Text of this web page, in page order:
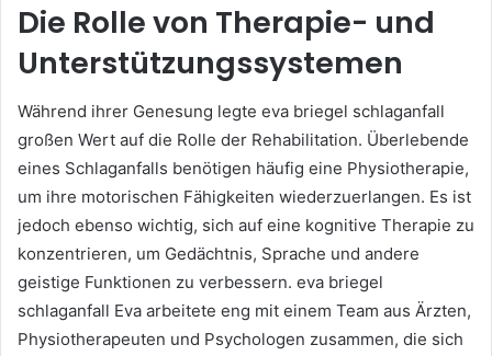
Die Rolle von Therapie- und
Unterstützungssystemen
Während ihrer Genesung legte eva briegel schlaganfall
großen Wert auf die Rolle der Rehabilitation. Überlebende
eines Schlaganfalls benötigen häufig eine Physiotherapie,
um ihre motorischen Fähigkeiten wiederzuerlangen. Es ist
jedoch ebenso wichtig, sich auf eine kognitive Therapie zu
konzentrieren, um Gedächtnis, Sprache und andere
geistige Funktionen zu verbessern. eva briegel
schlaganfall Eva arbeitete eng mit einem Team aus Ärzten,
Physiotherapeuten und Psychologen zusammen, die sich